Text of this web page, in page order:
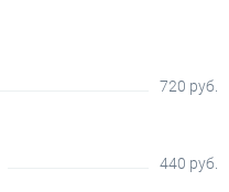
720 руб.
440 руб.